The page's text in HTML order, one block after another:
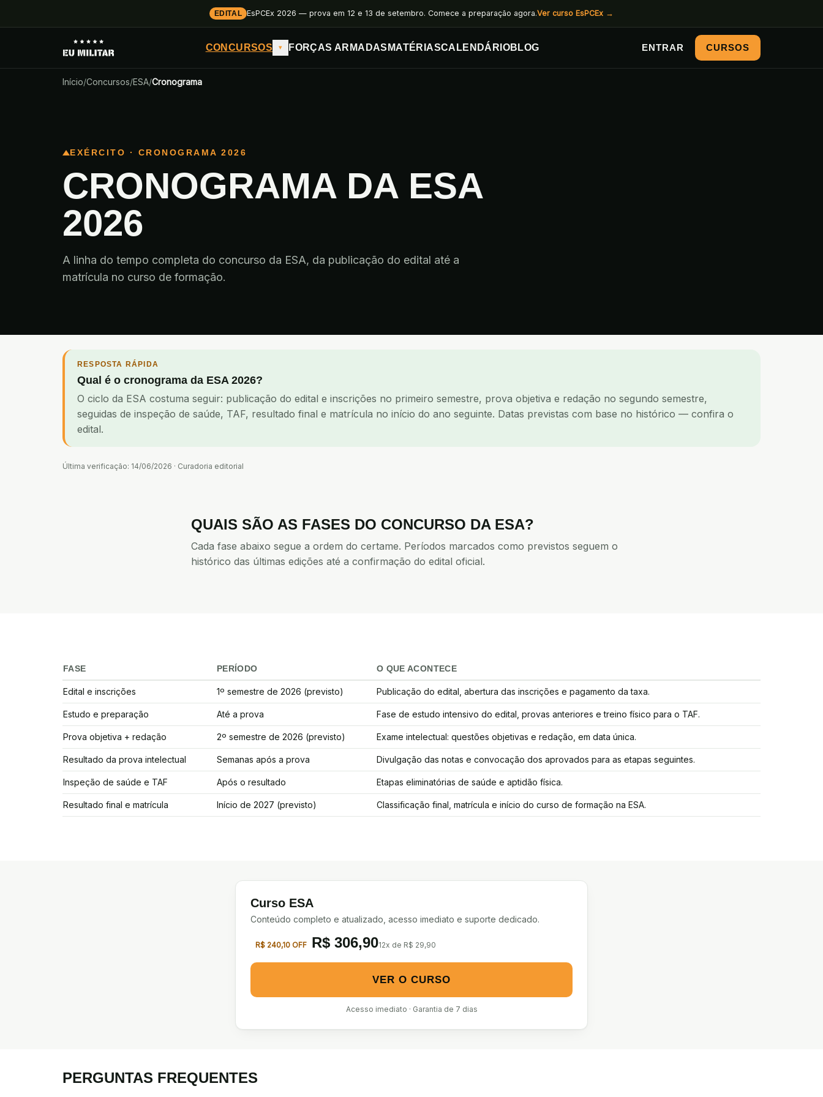
EDITAL EsPCEx 2026 — prova em 12 e 13 de setembro. Comece a preparação agora.Ver curso EsPCEx →
CONCURSOS ▾ FORÇAS ARMADAS MATÉRIASCALENDÁRIOBLOG ENTRAR CURSOS
Início/Concursos/ESA/Cronograma
EXÉRCITO · CRONOGRAMA 2026
CRONOGRAMA DA ESA
2026
A linha do tempo completa do concurso da ESA, da publicação do edital até a
matrícula no curso de formação.
RESPOSTA RÁPIDA
Qual é o cronograma da ESA 2026?
O ciclo da ESA costuma seguir: publicação do edital e inscrições no primeiro semestre, prova objetiva e redação no segundo semestre,
seguidas de inspeção de saúde, TAF, resultado final e matrícula no início do ano seguinte. Datas previstas com base no histórico — confira o
edital.
Última verificação: 14/06/2026 · Curadoria editorial
QUAIS SÃO AS FASES DO CONCURSO DA ESA?
Cada fase abaixo segue a ordem do certame. Períodos marcados como previstos seguem o
histórico das últimas edições até a confirmação do edital oficial.
Cronograma do certame da ESA 2026
FASE PERÍODO O QUE ACONTECE
Edital e inscrições 1º semestre de 2026 (previsto) Publicação do edital, abertura das inscrições e pagamento da taxa.
Estudo e preparação Até a prova Fase de estudo intensivo do edital, provas anteriores e treino físico para o TAF.
Prova objetiva + redação 2º semestre de 2026 (previsto) Exame intelectual: questões objetivas e redação, em data única.
Resultado da prova intelectual Semanas após a prova Divulgação das notas e convocação dos aprovados para as etapas seguintes.
Inspeção de saúde e TAF Após o resultado Etapas eliminatórias de saúde e aptidão física.
Resultado final e matrícula Início de 2027 (previsto) Classificação final, matrícula e início do curso de formação na ESA.
Curso ESA
Conteúdo completo e atualizado, acesso imediato e suporte dedicado.
R$ 240,10 OFF R$ 306,9012x de R$ 29,90
VER O CURSO
Acesso imediato · Garantia de 7 dias
PERGUNTAS FREQUENTES